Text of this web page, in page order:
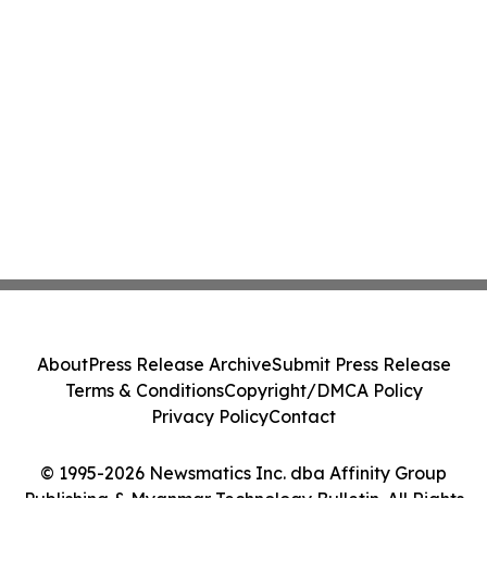
© 1995-2026 Newsmatics Inc. dba Affinity Group
Publishing & Myanmar Technology Bulletin. All Rights
AboutPress Release ArchiveSubmit Press Release
Terms & ConditionsCopyright/DMCA Policy
Privacy PolicyContact